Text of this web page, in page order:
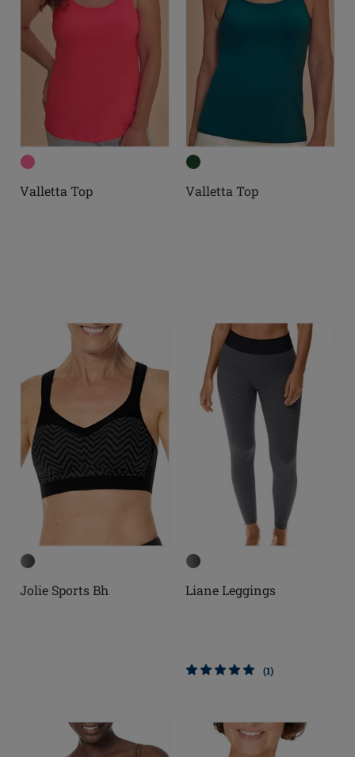
Valletta Top Valletta Top
Jolie Sports Bh Liane Leggings
(1)